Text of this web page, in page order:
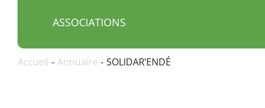
ASSOCIATIONS
Accueil Annuaire SOLIDAR’ENDÉ